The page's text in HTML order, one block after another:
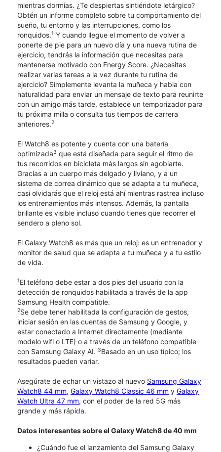
mientras dormías. ¿Te despiertas sintiéndote letárgico?
Obtén un informe completo sobre tu comportamiento del
sueño, tu entorno y las interrupciones, como los
ronquidos.1 Y cuando llegue el momento de volver a
ponerte de pie para un nuevo día y una nueva rutina de
ejercicio, tendrás la información que necesitas para
mantenerse motivado con Energy Score. ¿Necesitas
realizar varias tareas a la vez durante tu rutina de
ejercicio? Simplemente levanta la muñeca y habla con
naturalidad para enviar un mensaje de texto para reunirte
con un amigo más tarde, establece un temporizador para
tu próxima milla o consulta tus tiempos de carrera
anteriores.2
El Watch8 es potente y cuenta con una batería
optimizada3 que está diseñada para seguir el ritmo de
tus recorridos en bicicleta más largos sin agobiarte.
Gracias a un cuerpo más delgado y liviano, y a un
sistema de correa dinámico que se adapta a tu muñeca,
casi olvidarás que el reloj está ahí mientras rastrea incluso
los entrenamientos más intensos. Además, la pantalla
brillante es visible incluso cuando tienes que recorrer el
sendero a pleno sol.
El Galaxy Watch8 es más que un reloj: es un entrenador y
monitor de salud que se adapta a tu muñeca y a tu estilo
de vida.
1El teléfono debe estar a dos pies del usuario con la
detección de ronquidos habilitada a través de la app
Samsung Health compatible.
2Se debe tener habilitada la configuración de gestos,
iniciar sesión en las cuentas de Samsung y Google, y
estar conectado a Internet directamente (mediante
modelo wifi o LTE) o a través de un teléfono compatible
con Samsung Galaxy AI. 3Basado en un uso típico; los
resultados pueden variar.
Asegúrate de echar un vistazo al nuevo Samsung Galaxy
Watch8 44 mm, Galaxy Watch8 Classic 46 mm y Galaxy
Watch Ultra 47 mm, con el poder de la red 5G más
grande y más rápida.
Datos interesantes sobre el Galaxy Watch8 de 40 mm
¿Cuándo fue el lanzamiento del Samsung Galaxy